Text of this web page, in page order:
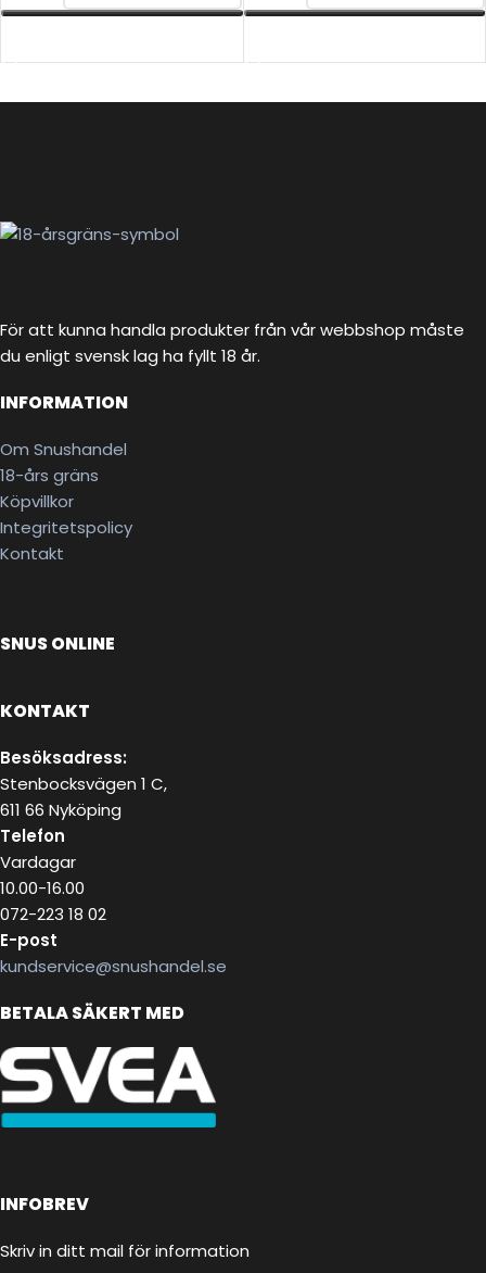
För att kunna handla produkter från vår webbshop måste
du enligt svensk lag ha fyllt 18 år.
INFORMATION
Om Snushandel
18-års gräns
Köpvillkor
Integritetspolicy
Kontakt
SNUS ONLINE
KONTAKT
Besöksadress:
Stenbocksvägen 1 C,
611 66 Nyköping
Telefon
Vardagar
10.00-16.00
072-223 18 02
E-post
kundservice@snushandel.se
BETALA SÄKERT MED
INFOBREV
Skriv in ditt mail för information